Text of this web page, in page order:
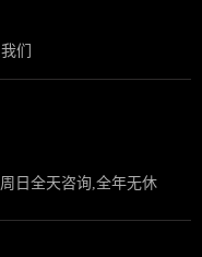
们
日全天咨询,全年无休